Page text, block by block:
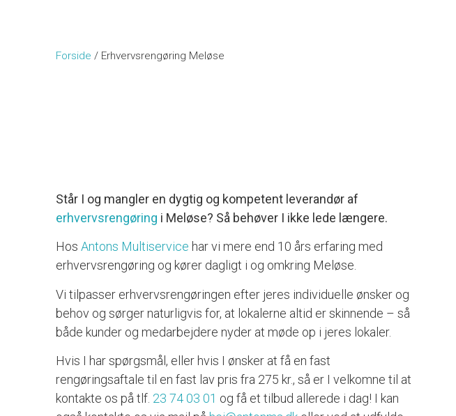
Forside / Erhvervsrengøring Meløse
Står I og mangler en dygtig og kompetent leverandør af
erhvervsrengøring i Meløse? Så behøver I ikke lede længere.
Hos Antons Multiservice har vi mere end 10 års erfaring med
erhvervsrengøring og kører dagligt i og omkring Meløse.
Vi tilpasser erhvervsrengøringen efter jeres individuelle ønsker og
behov og sørger naturligvis for, at lokalerne altid er skinnende – så
både kunder og medarbejdere nyder at møde op i jeres lokaler.
Hvis I har spørgsmål, eller hvis I ønsker at få en fast
rengøringsaftale til en fast lav pris fra 275 kr., så er I velkomne til at
kontakte os på tlf. 23 74 03 01 og få et tilbud allerede i dag! I kan